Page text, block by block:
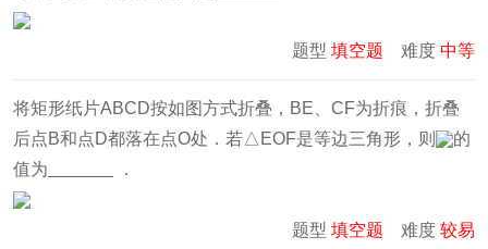
题型 填空题 难度 中等
将矩形纸片ABCD按如图方式折叠，BE、CF为折痕，折叠
后点B和点D都落在点O处．若△EOF是等边三角形，则
的
值为
．
题型 填空题 难度 较易